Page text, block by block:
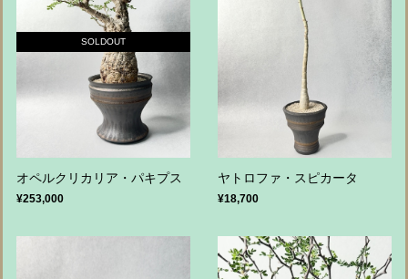
SOLDOUT
オペルクリカリア・パキプス
¥253,000
ヤトロファ・スピカータ
¥18,700